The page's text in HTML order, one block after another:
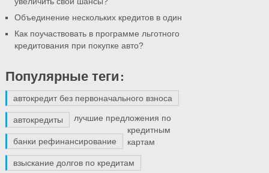
Объединение нескольких кредитов в один
Как поучаствовать в программе льготного
кредитования при покупке авто?
Популярные теги:
автокредит без первоначального взноса
автокредиты
банки рефинансирование
взыскание долгов по кредитам
лучшие предложения по
кредитным
картам